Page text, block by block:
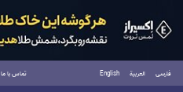
فارسی العربية English تماس با ما